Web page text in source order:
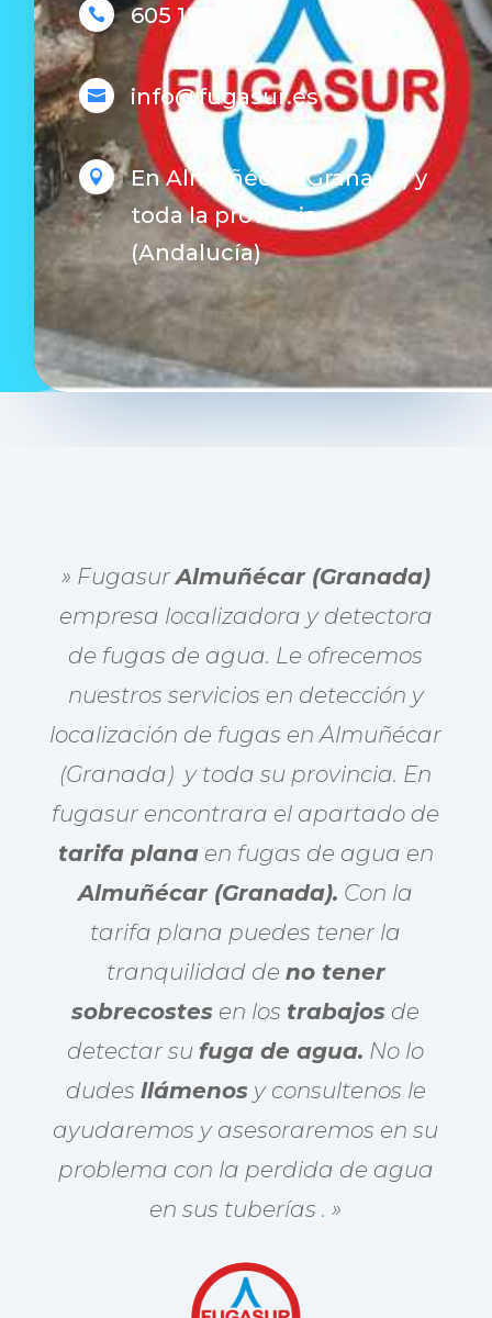
 605 150 150
 info@fugasur.es

En Almuñécar (Granada) y
toda la provincia.
(Andalucía)
» FugasurAlmuñécar (Granada)
empresa localizadora y detectora
de fugas de agua. Le ofrecemos
nuestros servicios en detección y
localización de fugas en Almuñécar
(Granada) y toda su provincia. En
fugasur encontrara el apartado de
tarifa planaen fugas de agua en
Almuñécar (Granada). Con la
tarifa plana puedes tener la
tranquilidad de no tener
sobrecostes en los trabajos de
detectar sufuga de agua. No lo
dudes llámenosy consultenos le
ayudaremos y asesoraremos en su
problema con la perdida de agua
en sus tuberías . »